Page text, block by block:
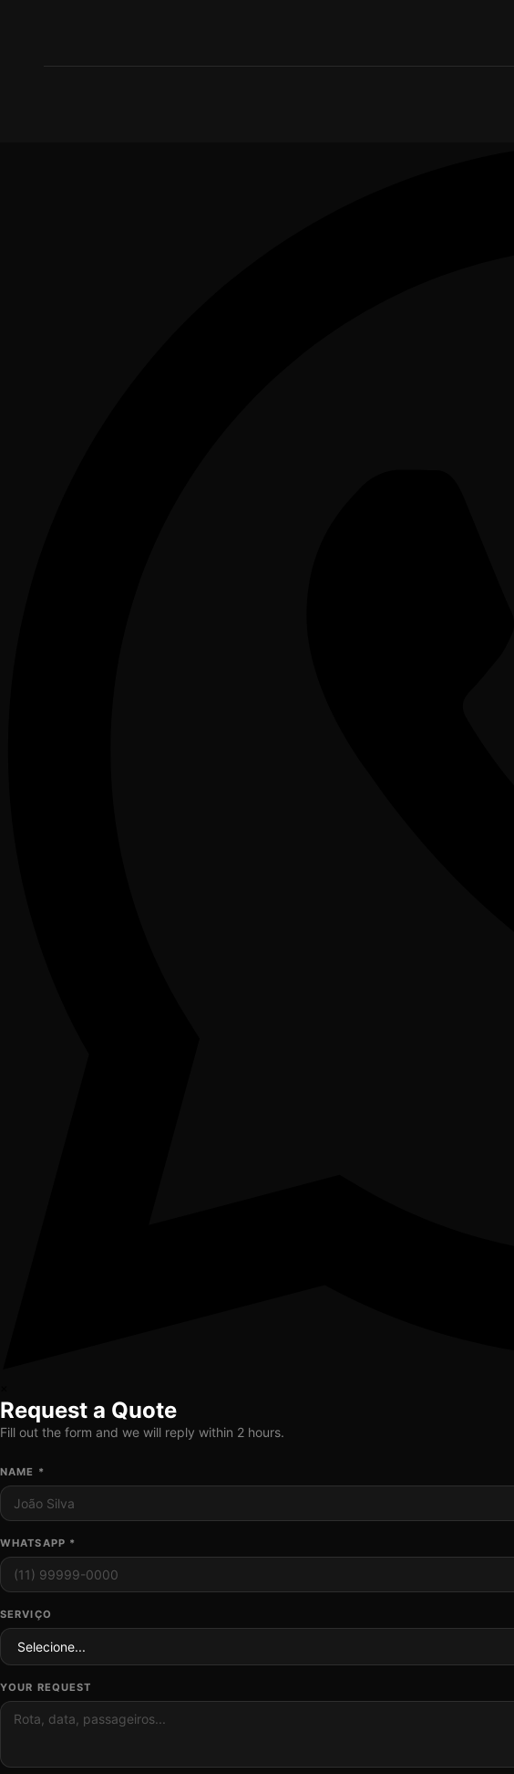
Request a Quote
Fill out the form and we will reply within 2 hours.
NAME *
WHATSAPP *
SERVIÇO
YOUR REQUEST